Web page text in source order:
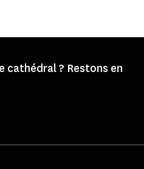
cathédral ? Restons en